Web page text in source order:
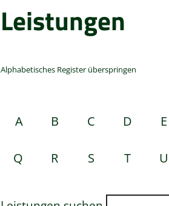
Leistungen
Alphabetisches Register überspringen
A B C D E
Q R S T U